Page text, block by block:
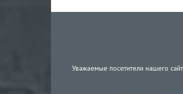
Уважаемые посетители нашего